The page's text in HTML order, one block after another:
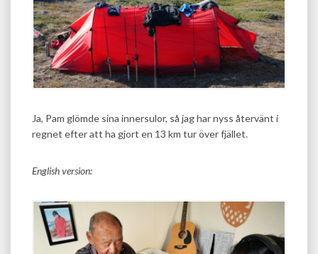
Ja, Pam glömde sina innersulor, så jag har nyss återvänt i
regnet efter att ha gjort en 13 km tur över fjället.
English version: